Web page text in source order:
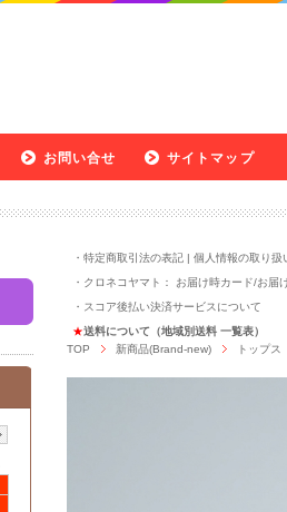
お問い合せ サイトマップ
・ 特定商取引法の表記 | 個人情報の取り扱
・クロネコヤマト： お届け時カード/お届
・ スコア後払い決済サービスについて
★送料について（地域別送料 一覧表）
TOP
新商品(Brand-new) トップス